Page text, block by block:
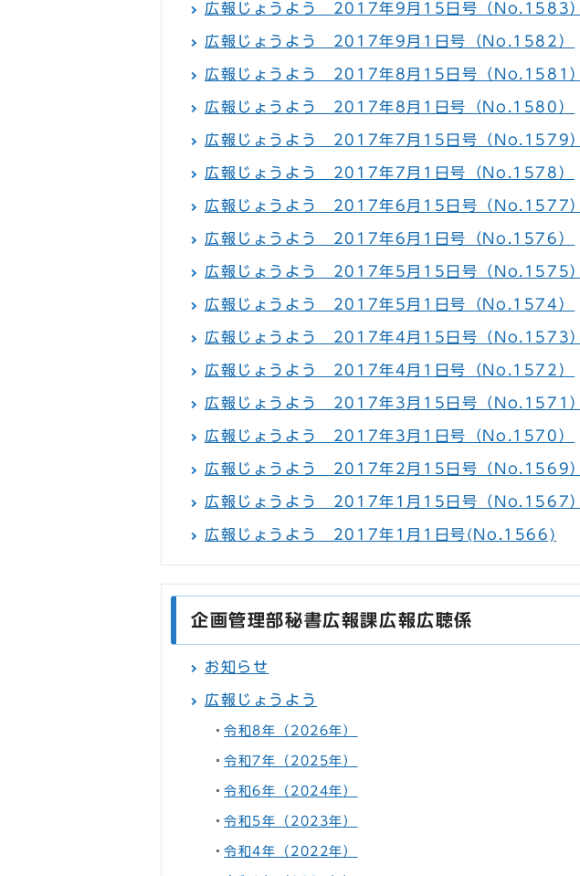
広報じょうよう 2017年9月15日号（No.1583）
広報じょうよう 2017年9月1日号（No.1582）
広報じょうよう 2017年8月15日号（No.1581）
広報じょうよう 2017年8月1日号（No.1580）
広報じょうよう 2017年7月15日号（No.1579）
広報じょうよう 2017年7月1日号（No.1578）
広報じょうよう 2017年6月15日号（No.1577）
広報じょうよう 2017年6月1日号（No.1576）
広報じょうよう 2017年5月15日号（No.1575）
広報じょうよう 2017年5月1日号（No.1574）
広報じょうよう 2017年4月15日号（No.1573）
広報じょうよう 2017年4月1日号（No.1572）
広報じょうよう 2017年3月15日号（No.1571）
広報じょうよう 2017年3月1日号（No.1570）
広報じょうよう 2017年2月15日号（No.1569）
広報じょうよう 2017年1月15日号（No.1567）
広報じょうよう 2017年1月1日号(No.1566)
企画管理部秘書広報課広報広聴係
お知らせ
広報じょうよう
令和8年（2026年）
令和7年（2025年）
令和6年（2024年）
令和5年（2023年）
令和4年（2022年）